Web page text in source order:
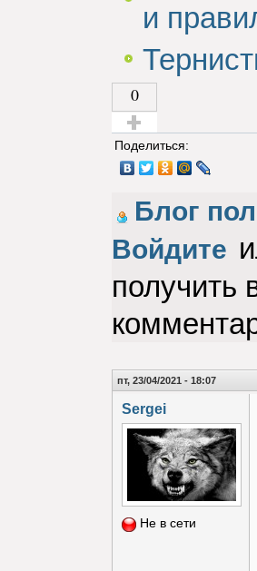
и
0
Голос за!
Поделиться:
Блог
Войдите
получить
пт, 23/04/2021 - 18:07
Sergei
Не в сети